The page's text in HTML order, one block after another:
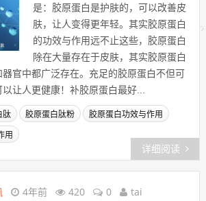
是：胶原蛋白是护肤的，可以改善皮
肤，让人变得更年轻。其实胶原蛋白
的功效与作用远不止这些，胶原蛋白
除在大量存在于皮肤，其实胶原蛋白
官中都广泛存在。充足的胶原蛋白不但可
让人更健康！补胶原蛋白最好...
肽 胶原蛋白肽粉 胶原蛋白功效与作用
用
详细阅读
4年前 420 0 tai